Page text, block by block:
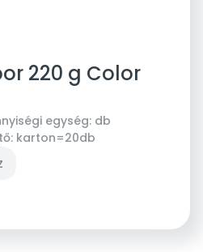
220 g Color
egység: db
karton=20db